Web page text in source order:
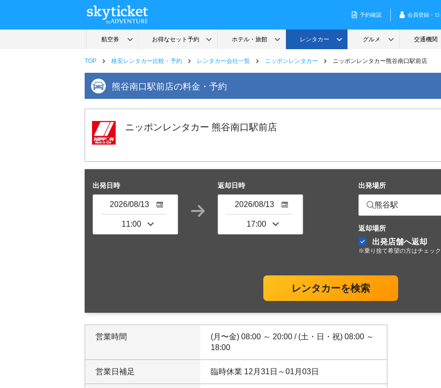
TOP 格安レンタカー比較・予約 レンタカー会社一覧 ニッポンレンタカー ニッポンレンタカー熊谷南口駅前店
熊谷南口駅前店の料金・予約
ニッポンレンタカー 熊谷南口駅前店
出発日時 返却日時 出発場所
熊谷駅
返却場所
出発店舗へ返却
※乗り捨て希望の方はチェッ
レンタカーを検索
営業時間
(月〜金) 08:00 ～ 20:00 / (土・日・祝) 08:00 ～
18:00
営業日補足 臨時休業 12月31日～01月03日